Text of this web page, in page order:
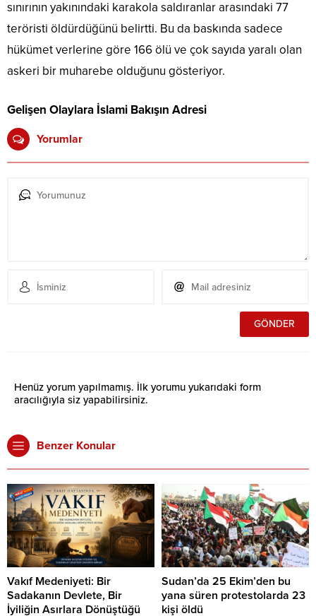
sınırının yakınındaki karakola saldıranlar arasındaki 77
teröristi öldürdüğünü belirtti. Bu da baskında sadece
hükümet verlerine göre 166 ölü ve çok sayıda yaralı olan
askeri bir muharebe olduğunu gösteriyor.
Gelişen Olaylara İslami Bakışın Adresi
Yorumlar
Henüz yorum yapılmamış. İlk yorumu yukarıdaki form
aracılığıyla siz yapabilirsiniz.
Benzer Konular
Vakıf Medeniyeti: Bir
Sadakanın Devlete, Bir
İyiliğin Asırlara Dönüştüğü
Sudan’da 25 Ekim’den bu
yana süren protestolarda 23
kişi öldü